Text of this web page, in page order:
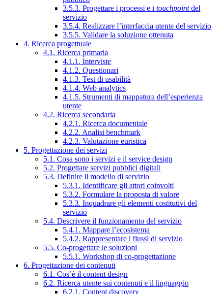
3.5.3. Progettare i processi e i touchpointdel
servizio
3.5.4. Realizzare l’interfaccia utente del servizio
3.5.5. Validare la soluzione ottenuta
4. Ricerca progettuale
4.1. Ricerca primaria
4.1.1. Interviste
4.1.2. Questionari
4.1.3. Test di usabilità
4.1.4. Web analytics
4.1.5. Strumenti di mappatura dell’esperienza
utente
4.2. Ricerca secondaria
4.2.1. Ricerca documentale
4.2.2. Analisi benchmark
4.2.3. Valutazione euristica
5. Progettazione dei servizi
5.1. Cosa sono i servizi e il service design
5.2. Progettare servizi pubblici digitali
5.3. Definire il modello di servizio
5.3.1. Identificare gli attori coinvolti
5.3.2. Formulare la proposta di valore
5.3.3. Inquadrare gli elementi costitutivi del
servizio
5.4. Descrivere il funzionamento del servizio
5.4.1. Mappare l’ecosistema
5.4.2. Rappresentare i flussi di servizio
5.5. Co-progettare le soluzioni
5.5.1. Workshop di co-progettazione
6. Progettazione dei contenuti
6.1. Cos’è il content design
6.2. Ricerca utente sui contenuti e il linguaggio
6.2.1. Content discovery